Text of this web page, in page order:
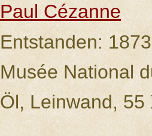
Paul Cézanne
Entstanden: 1873
Musée National
Öl, Leinwand, 55